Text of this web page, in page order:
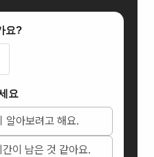
요?
요
알아보려고 해요.
이 남은 것 같아요.